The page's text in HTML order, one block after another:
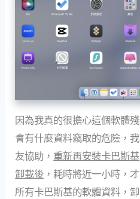
因為我真的很擔心這個軟體
會有什麼資料竊取的危險，
友協助， 重新再安裝卡巴斯基
卸載後 ，耗時將近一小時，
所有卡巴斯基的軟體資料，